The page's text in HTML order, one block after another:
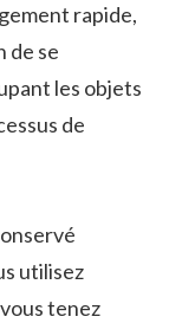
rapide,
de se
les objets
de
utilisez
tenez